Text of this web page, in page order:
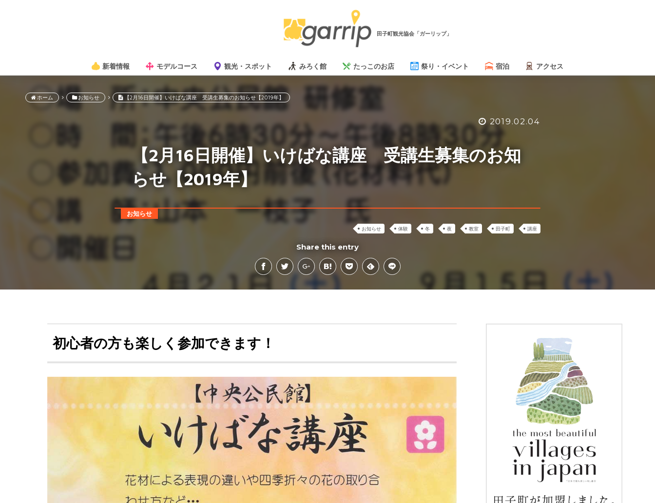
田子町観光協会「ガーリップ」
新着情報 モデルコース 観光・スポット みろく館 たっこのお店 祭り・イベント 宿泊 アクセス
ホーム お知らせ 【2月16日開催】いけばな講座 受講生募集のお知らせ【2019年】
2019.02.04
【2月16日開催】いけばな講座 受講生募集のお知
らせ【2019年】
お知らせ
お知らせ 体験 冬 夜 教室 田子町 講座
Share this entry
初心者の方も楽しく参加できます！